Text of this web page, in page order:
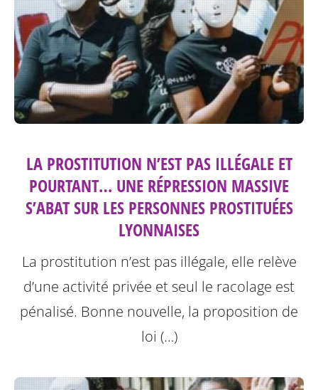
LA PROSTITUTION N’EST PAS ILLÉGALE ET
POURTANT… UNE RÉPRESSION MASSIVE
S’ABAT SUR LES PERSONNES PROSTITUÉES
LYONNAISES
La prostitution n’est pas illégale, elle relève
d’une activité privée et seul le racolage est
pénalisé. Bonne nouvelle, la proposition de
loi (…)